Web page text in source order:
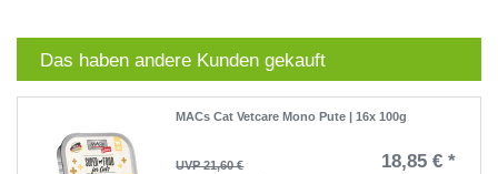
Das haben andere Kunden gekauft
MACs Cat Vetcare Mono Pute | 16x 100g
UVP 21,60 € 18,85 € *